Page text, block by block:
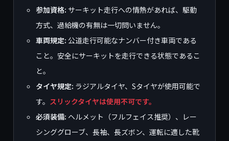
参加資格: サーキット走行への情熱があれば、駆動
方式、過給機の有無は一切問いません。
車両規定: 公道走行可能なナンバー付き車両である
こと。安全にサーキットを走行できる状態であるこ
と。
タイヤ規定: ラジアルタイヤ、Sタイヤが使用可能で
す。 スリックタイヤは使用不可です。
必須装備: ヘルメット（フルフェイス推奨）、レー
シンググローブ、長袖、長ズボン、運転に適した靴